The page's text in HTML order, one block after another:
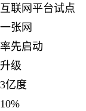
联网平台试点
张网
先启动
级
亿度